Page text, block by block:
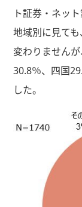
ト証券・ネッ
地域別に見て
変わりません
30.8％、四国
した。